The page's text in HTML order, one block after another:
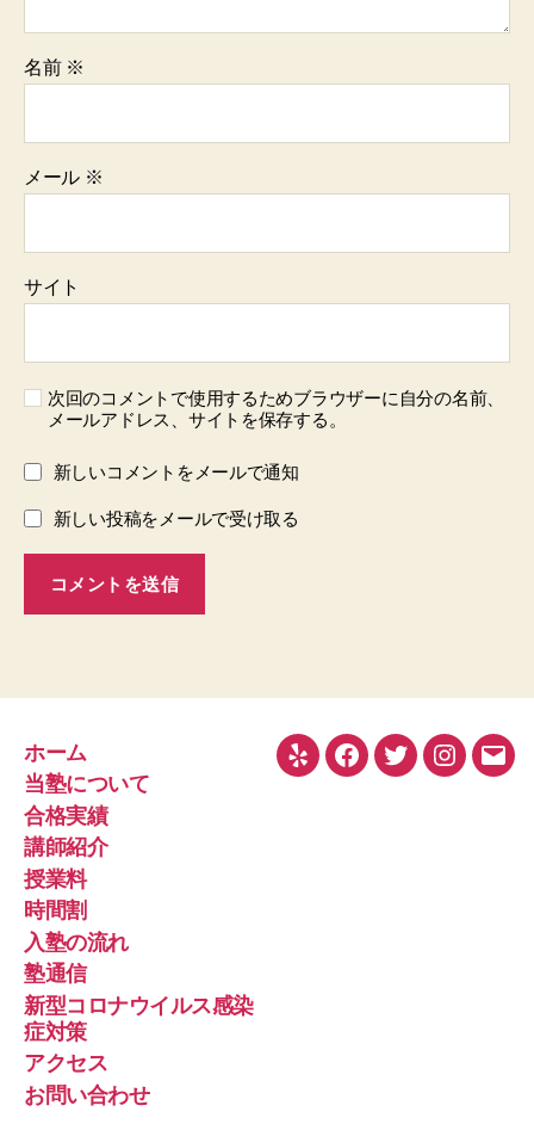
名前 ※
メール ※
サイト
次回のコメントで使用するためブラウザーに自分の名前、
メールアドレス、サイトを保存する。
新しいコメントをメールで通知
新しい投稿をメールで受け取る
ホーム
当塾について
合格実績
講師紹介
授業料
時間割
入塾の流れ
塾通信
新型コロナウイルス感染
症対策
アクセス
お問い合わせ
Yelp Facebook
Twitter
メ